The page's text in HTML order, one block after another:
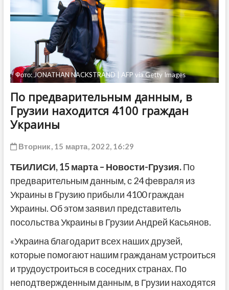
Фото: JONATHAN NACKSTRAND | AFP via Getty Images
По предварительным данным, в
Грузии находится 4100 граждан
Украины
Вторник, 15 марта, 2022, 16:29
ТБИЛИСИ, 15 марта – Новости-Грузия.По
предварительным данным, с 24 февраля из
Украины в Грузию прибыли 4100 граждан
Украины. Об этом заявил представитель
посольства Украины в Грузии Андрей Касьянов.
«Украина благодарит всех наших друзей,
которые помогают нашим гражданам устроиться
и трудоустроиться в соседних странах. По
неподтвержденным данным, в Грузии находятся